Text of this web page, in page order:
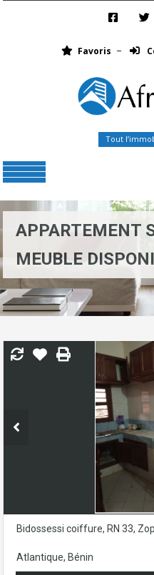
Favoris
Tout
APPARTEMENT
MEUBLE
Bidossessi coiffure, RN 33,
Atlantique, Bénin